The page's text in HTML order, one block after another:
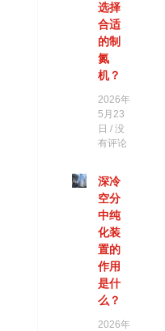
选择
合适
的制
氮
机？
2026年
5月23
日 没
有评论
深冷
空分
中纯
化装
置的
作用
是什
么？
2026年